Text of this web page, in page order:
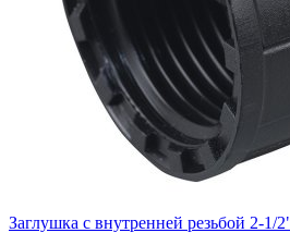
Заглушка с внутренней резьбой 2-1/